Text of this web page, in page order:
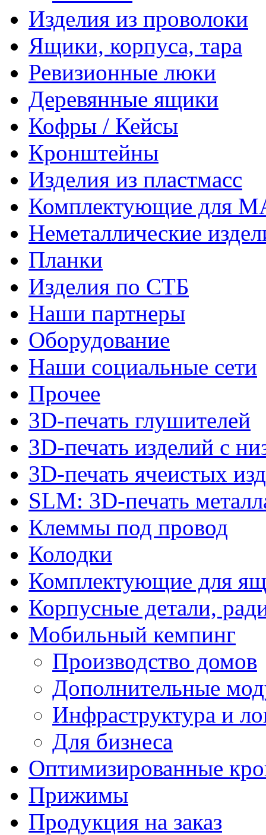
Изделия из проволоки
Ящики, корпуса, тара
Ревизионные люки
Деревянные ящики
Кофры / Кейсы
Кронштейны
Изделия из пластмасс
Комплектующие для
Неметаллические
Планки
Изделия по СТБ
Наши партнеры
Оборудование
Наши социальные сети
Прочее
3D-печать глушителей
3D-печать изделий с
3D-печать ячеистых
SLM: 3D-печать
Клеммы под провод
Колодки
Комплектующие для
Корпусные детали,
Мобильный кемпинг
Производство домов
Дополнительные
Инфраструктура и
Для бизнеса
Оптимизированные
Прижимы
Продукция на заказ